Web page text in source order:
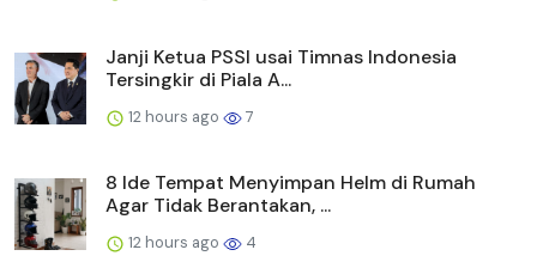
Janji Ketua PSSI usai Timnas Indonesia
Tersingkir di Piala A...
12 hours ago 7
8 Ide Tempat Menyimpan Helm di Rumah
Agar Tidak Berantakan, ...
12 hours ago 4